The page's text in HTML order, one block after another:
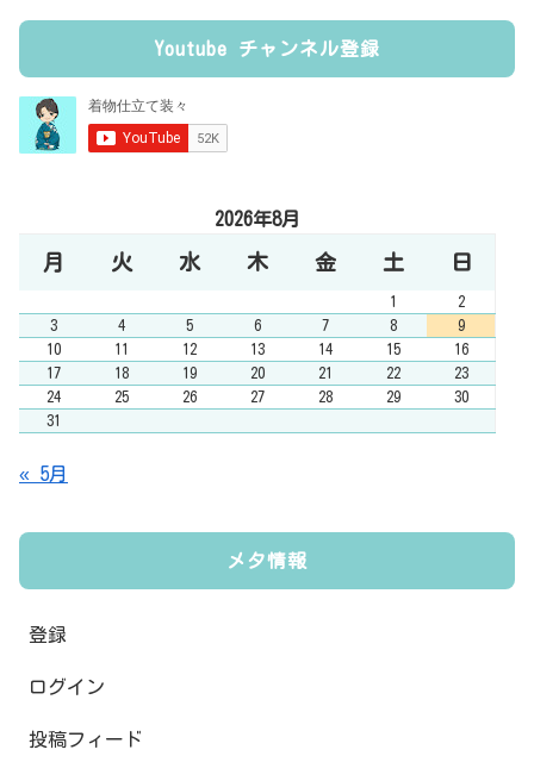
Youtube チャンネル登録
2026年8月
月 火 水 木 金 土 日
1
2
3
4 5 6 7 8
9
10
11 12 13 14 15
16
17
18 19 20 21 22
23
24
25 26 27 28 29
30
31
« 5月
メタ情報
登録
ログイン
投稿フィード